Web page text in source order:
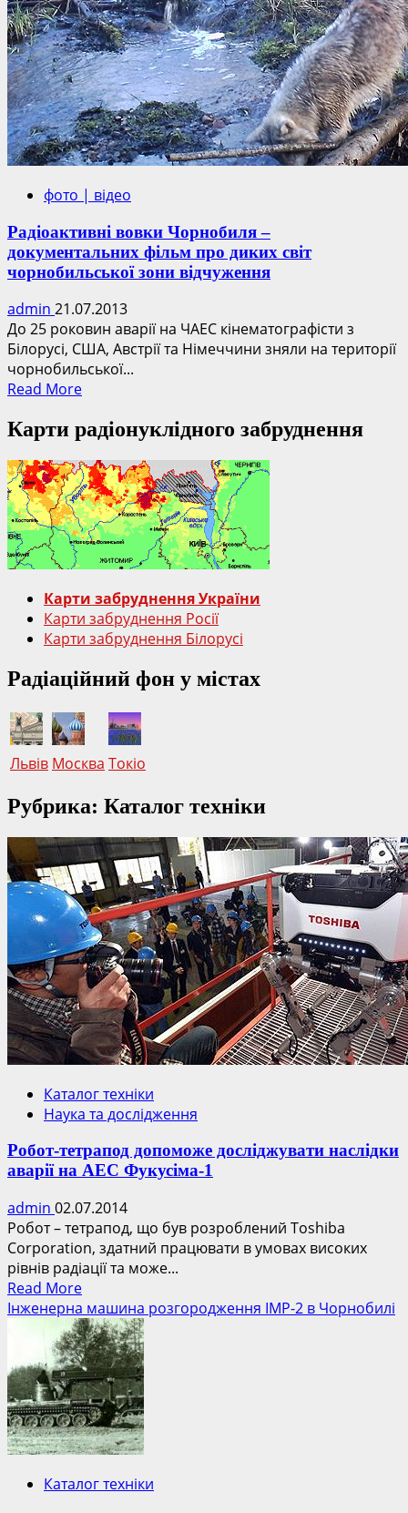
фото | відео
Радіоактивні вовки Чорнобиля –
документальних фільм про диких світ
чорнобильської зони відчуження
admin 21.07.2013
До 25 роковин аварії на ЧАЕС кінематографісти з
Білорусі, США, Австрії та Німеччини зняли на території
чорнобильської...
Read MoreRead
about
вовки
Чорнобиля
–
документальних
фільм
про
диких
світ
чорнобильської
зони
відчуження
Карти радіонуклідного забруднення
Карти забруднення України
Карти забруднення Росії
Карти забруднення Білорусі
Радіаційний фон у містах
Львів Москва Токіо
Рубрика: Каталог техніки
Каталог техніки
Наука та дослідження
Робот-тетрапод допоможе досліджувати наслідки
аварії на АЕС Фукусіма-1
admin 02.07.2014
Робот – тетрапод, що був розроблений Toshiba
Corporation, здатний працювати в умовах високих
рівнів радіації та може...
Read MoreRead
more
about
Робот-
тетрапод
допоможе
досліджувати
наслідки
аварії
АЕС
Інженерна машина розгородження ІМР-2 в Чорнобилі
Каталог техніки